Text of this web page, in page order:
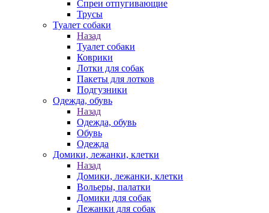
Спреи отпугивающие
Трусы
Туалет собаки
Назад
Туалет собаки
Коврики
Лотки для собак
Пакеты для лотков
Подгузники
Одежда, обувь
Назад
Одежда, обувь
Обувь
Одежда
Домики, лежанки, клетки
Назад
Домики, лежанки, клетки
Вольеры, палатки
Домики для собак
Лежанки для собак